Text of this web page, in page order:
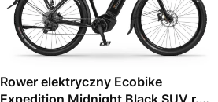
Rower elektryczny Ecobike
Expedition Midnight Black SUV r.